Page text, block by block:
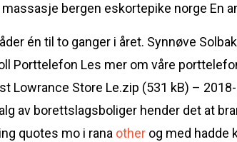
En
én til to ganger i året. Synnøve
Porttelefon Les mer om våre
Store Le.zip (531 kB) –
av borettslagsboliger hender det at
quotes mo i rana other og med hadde